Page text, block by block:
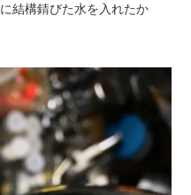
結構錆びた水を入れたか